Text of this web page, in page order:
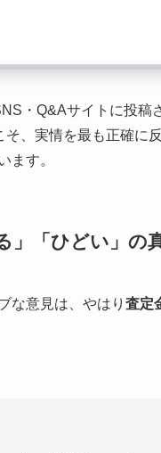
・Q&Aサイトに投
そ、実情を最も正確
ます。
」「ひどい」の
な意見は、やはり 査定